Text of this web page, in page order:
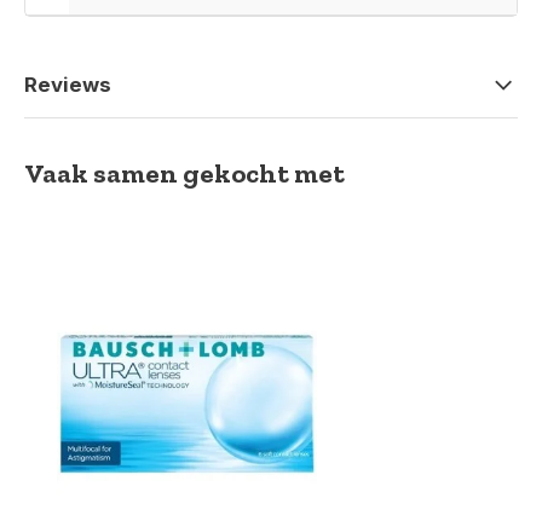
Reviews
Vaak samen gekocht met